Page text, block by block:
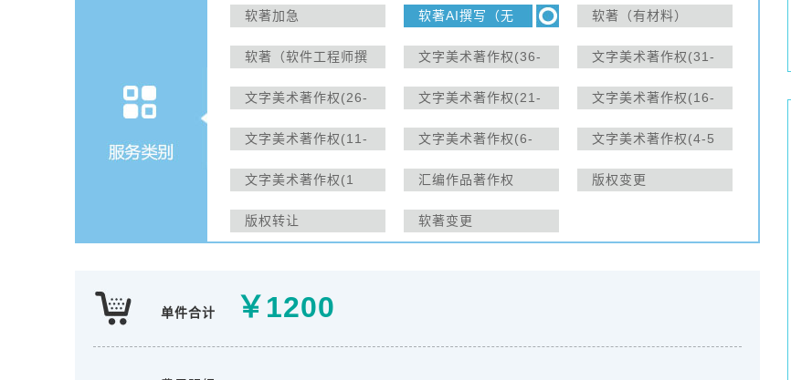
软著加急
软著AI撰写（无
软著（有材料）
软著（软件工程师撰
文字美术著作权(36-
文字美术著作权(31-
文字美术著作权(26-
文字美术著作权(21-
文字美术著作权(16-
文字美术著作权(11-
文字美术著作权(6-
文字美术著作权(4-5
文字美术著作权(1
汇编作品著作权 版权变更
版权转让 软著变更
单件合计 ￥1200